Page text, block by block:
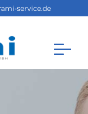
service.de